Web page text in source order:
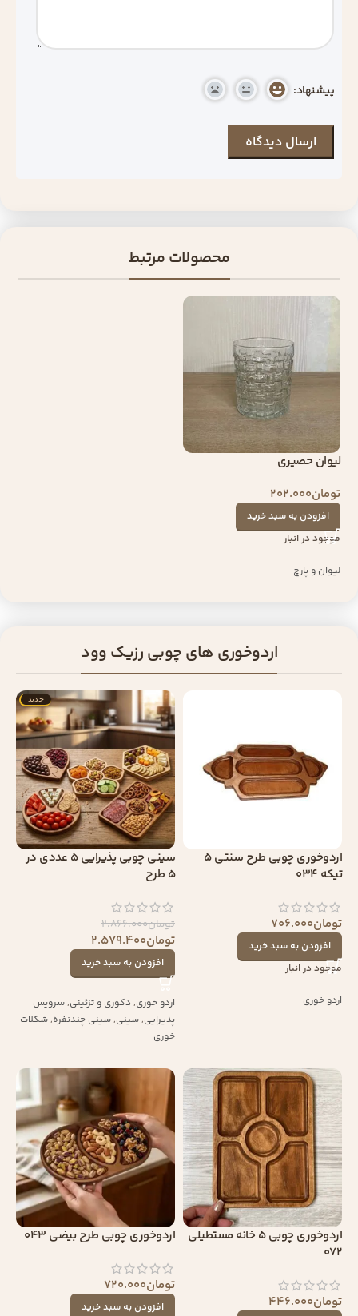
پیشنهاد:
محصولات مرتبط
لیوان حصیری
تومان202.000
افزودن به سبد خرید
موجود در انبار
لیوان و پارچ
اردوخوری های چوبی رزیک وود
اردوخوری چوبی طرح سنتی 5
تیکه 034
تومان706.000
افزودن به سبد خرید
موجود در انبار
اردو خوری
جدید
سینی چوبی پذیرایی 5 عددی در
5 طرح
تومان2.866.000
تومان2.579.400
افزودن به سبد خرید
اردو خوری,دکوری و تزئینی,سرویس
پذیرایی,سینی,سینی چندنفره,شکلات
خوری
اردوخوری چوبی 5 خانه مستطیلی
072
تومان446.000
اردوخوری چوبی طرح بیضی 043
تومان720.000
افزودن به سبد خرید